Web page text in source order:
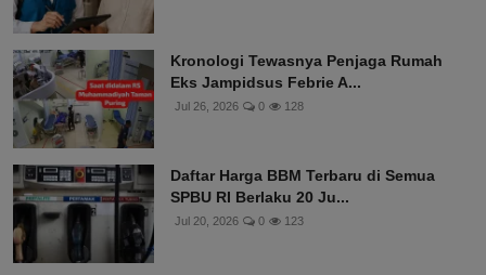
Kronologi Tewasnya Penjaga Rumah
Eks Jampidsus Febrie A...
Jul 26, 2026 0 128
Daftar Harga BBM Terbaru di Semua
SPBU RI Berlaku 20 Ju...
Jul 20, 2026 0 123